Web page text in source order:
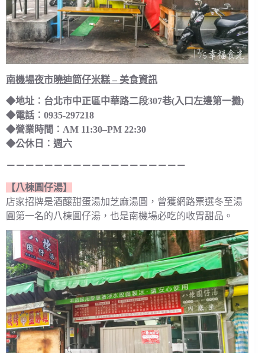
南機場夜市曉迪筒仔米糕 – 美食資訊
◆地址︰台北市中正區中華路二段307巷(入口左邊第一攤)
◆電話︰0935-297218
◆營業時間︰AM 11:30–PM 22:30
◆公休日︰週六
－－－－－－－－－－－－－－－－－－－
【八棟圓仔湯】
店家招牌是酒釀甜蛋湯加芝麻湯圓，曾獲網路票選冬至湯
圓第一名的八棟圓仔湯，也是南機場必吃的收胃甜品。